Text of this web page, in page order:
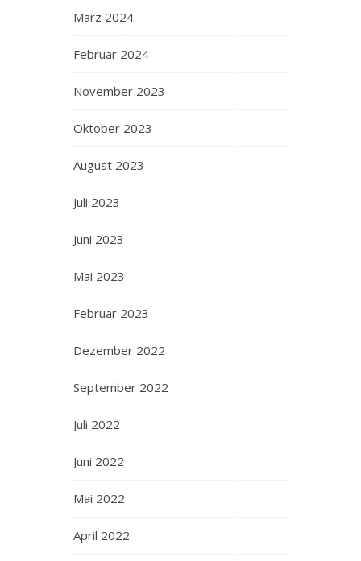
März 2024
Februar 2024
November 2023
Oktober 2023
August 2023
Juli 2023
Juni 2023
Mai 2023
Februar 2023
Dezember 2022
September 2022
Juli 2022
Juni 2022
Mai 2022
April 2022